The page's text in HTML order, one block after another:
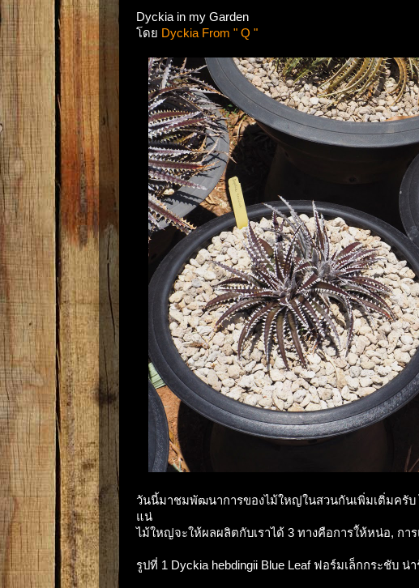
Dyckia in my Garden
โดย Dyckia From " Q "
วันนี้มาชมพัฒนาการของไม้ใหญ่ในสวนกันเพิ่มเติ่มครับ
แน่
ไม้ใหญ่จะให้ผลผลิตกับเราได้ 3 ทางคือการใ้ห้หน่อ, ก
รูปที่ 1 Dyckia hebdingii Blue Leaf ฟอร์มเล็กกระชับ น่า